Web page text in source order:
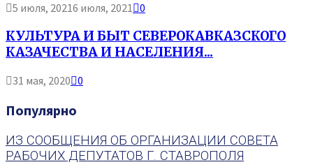
5 июля, 20216 июля, 2021 0
КУЛЬТУРА И БЫТ СЕВЕРОКАВКАЗСКОГО
КАЗАЧЕСТВА И НАСЕЛЕНИЯ...
31 мая, 2020 0
Популярно
ИЗ СООБЩЕНИЯ ОБ ОРГАНИЗАЦИИ СОВЕТА
РАБОЧИХ ДЕПУТАТОВ Г. СТАВРОПОЛЯ